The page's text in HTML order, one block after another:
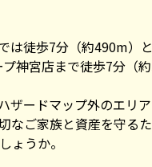
は徒歩7分（約490m）
神宮店まで徒歩7分（
ードマップ外のエリ
なご家族と資産を守る
ょうか。